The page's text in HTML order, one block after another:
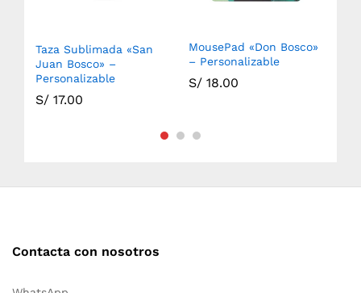
Taza Sublimada «San
Juan Bosco» –
Personalizable
S/ 17.00
MousePad «Don Bosco»
– Personalizable
S/ 18.00
Contacta con nosotros